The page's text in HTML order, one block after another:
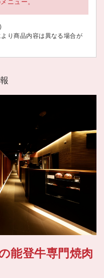
ニュー。
り商品内容は異なる場合が
能登牛専門焼肉